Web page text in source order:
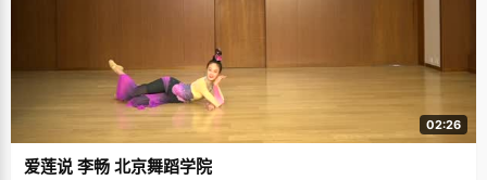
02:26
爱莲说 李畅 北京舞蹈学院